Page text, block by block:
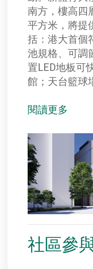
南方，樓高四
平方米，將提
括：港大首個
池規格、可調
置LED地板可
館；天台籃球
閱讀更多
社區參